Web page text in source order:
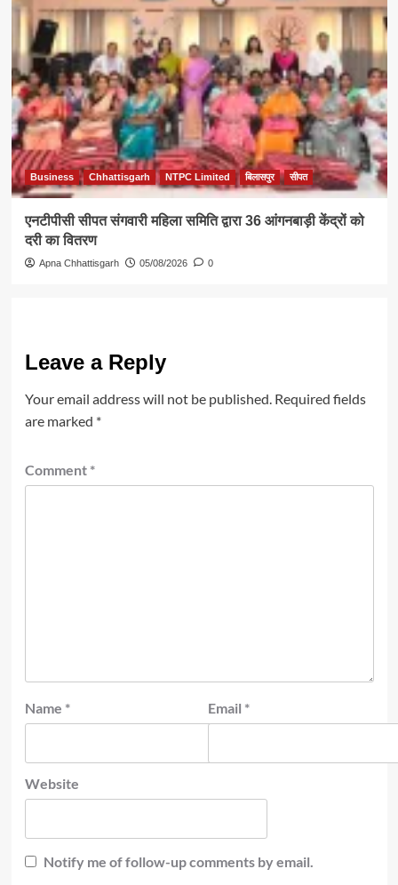
Business Chhattisgarh NTPC Limited बिलासपुर सीपत
एनटीपीसी सीपत संगवारी महिला समिति द्वारा 36 आंगनबाड़ी केंद्रों को
दरी का वितरण
Apna Chhattisgarh 05/08/2026 0
Leave a Reply
Your email address will not be published. Required fields
are marked *
Comment *
Name * Email *
Website
Notify me of follow-up comments by email.